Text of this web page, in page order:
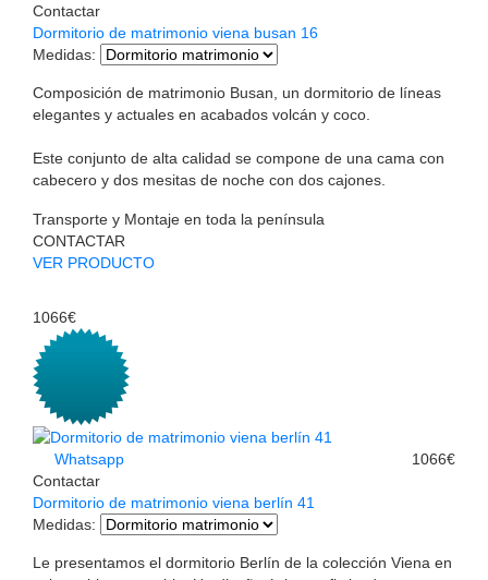
Contactar
Dormitorio de matrimonio viena busan 16
Medidas:
Composición de matrimonio Busan, un dormitorio de líneas
elegantes y actuales en acabados volcán y coco.
Este conjunto de alta calidad se compone de una cama con
cabecero y dos mesitas de noche con dos cajones.
Transporte y Montaje en toda la península
CONTACTAR
VER PRODUCTO
1066€
Whatsapp
Contactar
1066€
Dormitorio de matrimonio viena berlín 41
Medidas:
Le presentamos el dormitorio Berlín de la colección Viena en